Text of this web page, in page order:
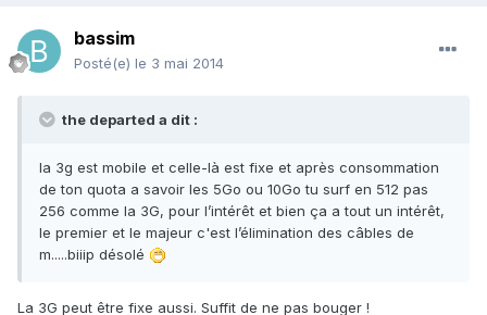
bassim
Posté(e) le 3 mai 2014
the departed a dit :
la 3g est mobile et celle-là est fixe et après consommation
de ton quota a savoir les 5Go ou 10Go tu surf en 512 pas
256 comme la 3G, pour l’intérêt et bien ça a tout un intérêt,
le premier et le majeur c'est l’élimination des câbles de
m.....biiip désolé
La 3G peut être fixe aussi. Suffit de ne pas bouger !